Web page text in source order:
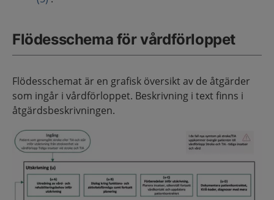
Flödesschema för vårdförloppet
Flödesschemat är en grafisk översikt av de åtgärder
som ingår i vårdförloppet. Beskrivning i text finns i
åtgärdsbeskrivningen.